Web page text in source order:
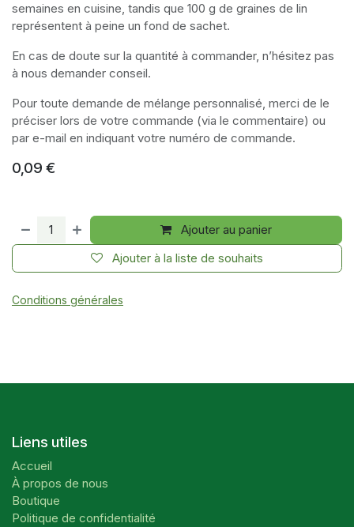
semaines en cuisine, tandis que 100 g de graines de lin
représentent à peine un fond de sachet.
En cas de doute sur la quantité à commander, n’hésitez pas
à nous demander conseil.
Pour toute demande de mélange personnalisé, merci de le
préciser lors de votre commande (via le commentaire) ou
par e-mail en indiquant votre numéro de commande.
0,09 €
Ajouter au panier
Ajouter à la liste de souhaits
Conditions générales
Liens utiles
Accueil
À propos de nous
Boutique
Politique de confidentialité